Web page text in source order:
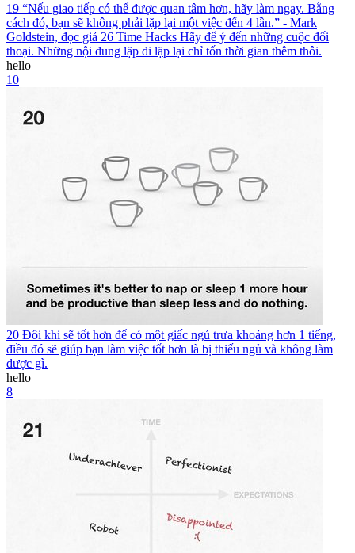
19 “Nếu giao tiếp có thể được quan tâm hơn, hãy làm ngay. Bằng
cách đó, bạn sẽ không phải lặp lại một việc đến 4 lần.” - Mark
Goldstein, đọc giả 26 Time Hacks Hãy để ý đến những cuộc đối
thoại. Những nội dung lặp đi lặp lại chỉ tốn thời gian thêm thôi.
hello
10
20 Đôi khi sẽ tốt hơn để có một giấc ngủ trưa khoảng hơn 1 tiếng,
điều đó sẽ giúp bạn làm việc tốt hơn là bị thiếu ngủ và không làm
được gì.
hello
8